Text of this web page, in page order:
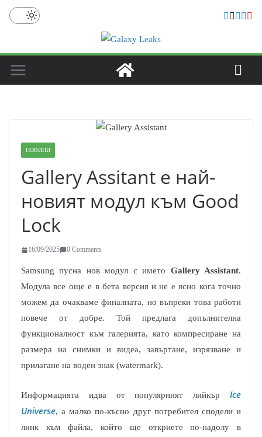
Skip
НОВИНИ
Gallery Assitant е най-
новият модул към Good
Lock
16/09/2025 0 Comments
Samsung пусна нов модул с името Gallery Assistant.
Модула все още е в бета версия и не е ясно кога точно
можем да очакваме финалната, но въпреки това работи
повече от добре. Той предлага допълнителна
функционалност към галерията, като компресиране на
размера на снимки и видеа, завъртане, изрязване и
прилагане на воден знак (watermark).
Информацията идва от популярният лийкър Ice
Universe, а малко по-късно друг потребител сподели и
линк към файла, който ще откриете по-надолу в